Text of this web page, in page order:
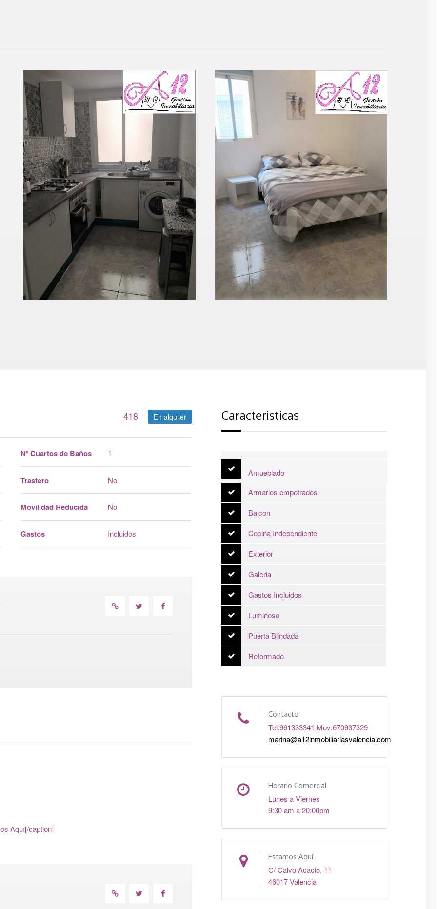
418 En alquiler
Nº Cuartos de Baños 1
Trastero No
Movilidad Reducida No
Gastos Incluidos
Aquí[/caption]
Caracteristicas
Amueblado
Armarios empotrados
Balcon
Cocina Independiente
Exterior
Galeria
Gastos Incluidos
Luminoso
Puerta Blindada
Reformado
Contacto
Tel:961333341 Mov:670937329
marina@a12inmobiliariasvalencia.com
Horario Comercial
Lunes a Viernes
9:30 am a 20:00pm
Estamos Aquí
C/ Calvo Acacio, 11
46017 Valencia